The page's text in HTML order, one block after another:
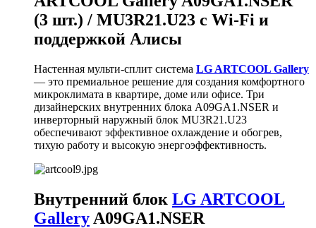
(3 шт.) / MU3R21.U23 с Wi-Fi и
поддержкой Алисы
Настенная мульти-сплит система LG ARTCOOL Gallery
— это премиальное решение для создания комфортного
микроклимата в квартире, доме или офисе. Три
дизайнерских внутренних блока A09GA1.NSER и
инверторный наружный блок MU3R21.U23
обеспечивают эффективное охлаждение и обогрев,
тихую работу и высокую энергоэффективность.
Внутренний блок LG ARTCOOL
Gallery A09GA1.NSER